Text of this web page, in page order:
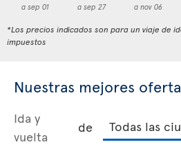
a sep 01
a sep 27
a nov 06
*Los precios indicados son para un viaje de
impuestos
Nuestras mejores
Ida y
vuelta
de